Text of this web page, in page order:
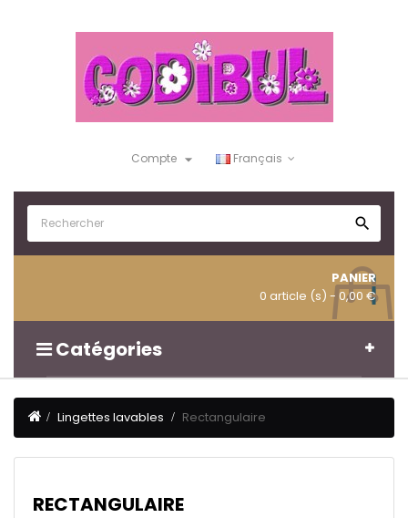
Français
Compte 

PANIER
0 article (s) - 0,00 €
Catégories
Lingettes lavables Rectangulaire
RECTANGULAIRE